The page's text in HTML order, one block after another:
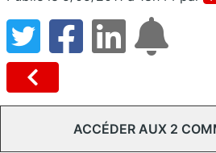
ACCÉDER AUX 2